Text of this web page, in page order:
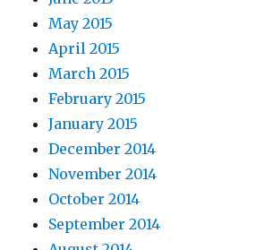
May 2015
April 2015
March 2015
February 2015
January 2015
December 2014
November 2014
October 2014
September 2014